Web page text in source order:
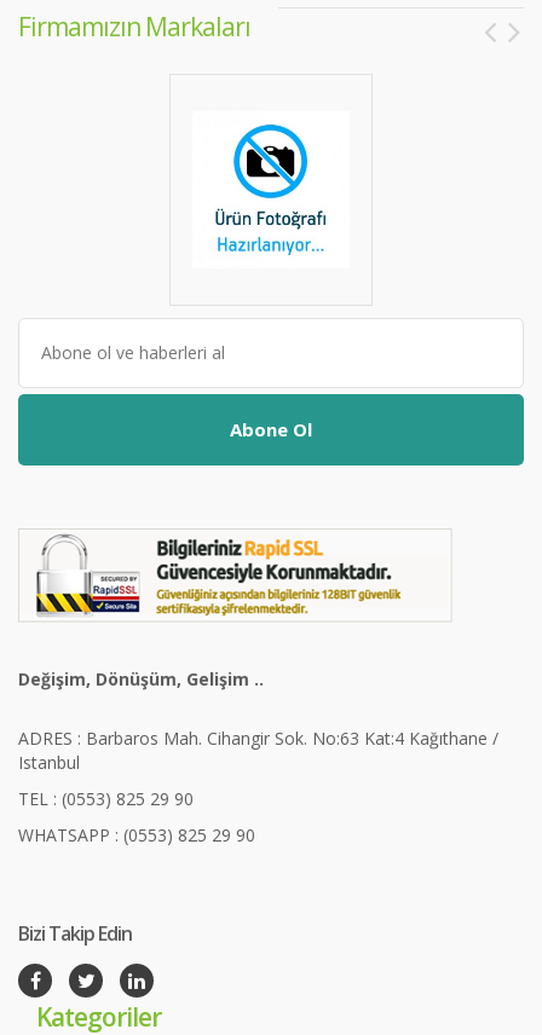
Firmamızın Markaları
Abone Ol
Değişim, Dönüşüm, Gelişim ..
ADRES : Barbaros Mah. Cihangir Sok. No:63 Kat:4 Kağıthane /
Istanbul
TEL : (0553) 825 29 90
WHATSAPP : (0553) 825 29 90
Bizi Takip Edin
Kategoriler